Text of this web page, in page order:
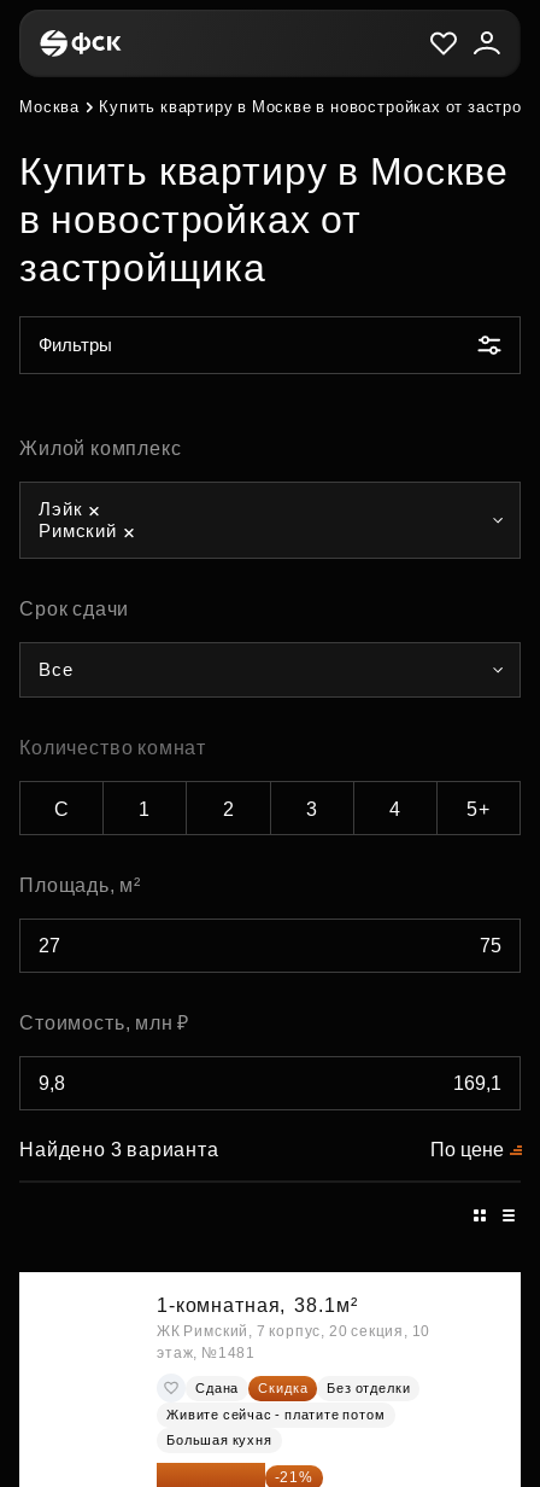
Москва Купить квартиру в Москве в новостройках от
Купить квартиру в Москве
в новостройках от
застройщика
Фильтры
Жилой комплекс
Лэйк
Римский
Срок сдачи
Все
Количество комнат
С 1 2 3 4 5+
Площадь, м²
Стоимость, млн ₽
Найдено 3 варианта По цене
1-комнатная, 38.1м²
ЖК Римский, 7 корпус, 20 секция, 10
этаж, №1481
Сдана Скидка
Без отделки
Живите сейчас - платите потом
Большая кухня
-21%